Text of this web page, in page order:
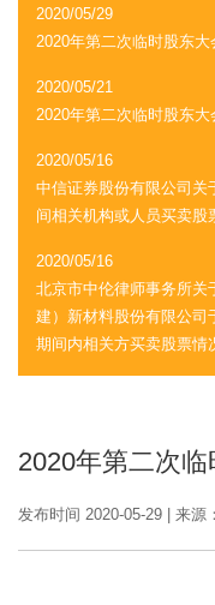
2020/05/29
2020年第二次临时股东大
2020/05/21
2020年第二次临时股东大
2020/05/16
中信证券股份有限公司关
间相关机构或人员买卖股
2020/05/16
北京市中伦律师事务所关
建）新材料股份有限公司
期间内相关方买卖股票情
2020年第二次
发布时间 2020-05-29 来源：